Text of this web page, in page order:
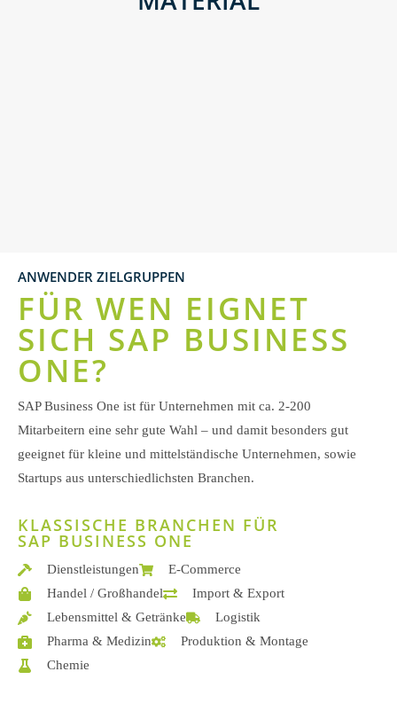
ANWENDER ZIELGRUPPEN
FÜR WEN EIGNET
SICH SAP BUSINESS
ONE?
SAP Business One ist für Unternehmen mit ca. 2-200
Mitarbeitern eine sehr gute Wahl – und damit besonders gut
geeignet für kleine und mittelständische Unternehmen, sowie
Startups aus unterschiedlichsten Branchen.
KLASSISCHE BRANCHEN FÜR
SAP BUSINESS ONE
Dienstleistungen
E-Commerce
Handel / Großhandel
Import & Export
Lebensmittel & Getränke
Logistik
Pharma & Medizin
Produktion & Montage
Chemie